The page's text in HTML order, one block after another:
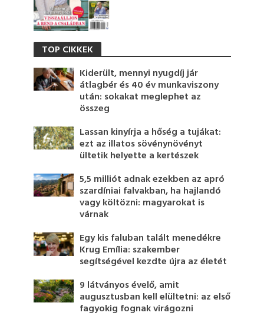
TOP CIKKEK
Kiderült, mennyi nyugdíj jár
átlagbér és 40 év munkaviszony
után: sokakat meglephet az
összeg
Lassan kinyírja a hőség a tujákat:
ezt az illatos sövénynövényt
ültetik helyette a kertészek
5,5 milliót adnak ezekben az apró
szardíniai falvakban, ha hajlandó
vagy költözni: magyarokat is
várnak
Egy kis faluban talált menedékre
Krug Emília: szakember
segítségével kezdte újra az életét
9 látványos évelő, amit
augusztusban kell elültetni: az első
fagyokig fognak virágozni